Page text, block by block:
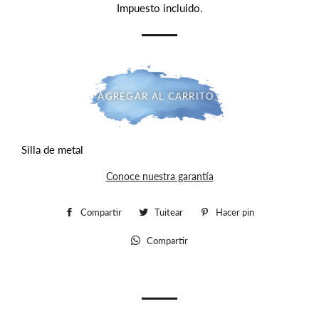
Impuesto incluido.
AGREGAR AL CARRITO
Silla de metal
Conoce nuestra garantía
Compartir
Compartir
en
Tuitear
TuitearHacer pin
Compartir